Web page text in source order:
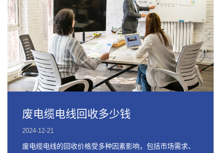
废电缆电线回收多少钱
2024-12-21
废电缆电线的回收价格受多种因素影响，包括市场需求、